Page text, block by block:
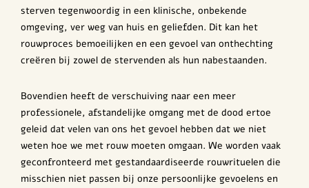
sterven tegenwoordig in een klinische, onbekende
omgeving, ver weg van huis en geliefden. Dit kan het
rouwproces bemoeilijken en een gevoel van onthechting
creëren bij zowel de stervenden als hun nabestaanden.
Bovendien heeft de verschuiving naar een meer
professionele, afstandelijke omgang met de dood ertoe
geleid dat velen van ons het gevoel hebben dat we niet
weten hoe we met rouw moeten omgaan. We worden vaak
geconfronteerd met gestandaardiseerde rouwrituelen die
misschien niet passen bij onze persoonlijke gevoelens en